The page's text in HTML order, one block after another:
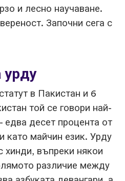
и лесно научаване.
Започни сега с
урду
в Пакистан и 6
той се говори най-
едва десет процента от
като майчин език. Урду
хинди, въпреки някои
различие между